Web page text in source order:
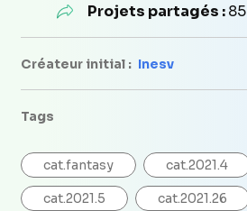
Projets partagés :85
Créateur initial : Inesv
Tags
cat.fantasy cat.2021.4
cat.2021.5 cat.2021.26